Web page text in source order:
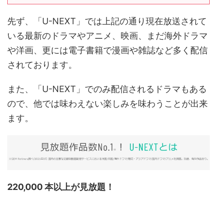
先ず、「U-NEXT」では上記の通り現在放送されて
いる最新のドラマやアニメ、映画、まだ海外ドラマ
や洋画、更には電子書籍で漫画や雑誌など多く配信
されております。
また、「U-NEXT」でのみ配信されるドラマもある
ので、他では味わえない楽しみを味わうことが出来
ます。
220,000 本以上が見放題！